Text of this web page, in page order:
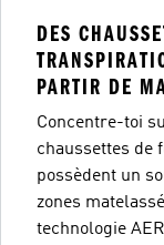
DES
PARTIR DE
Concentre-toi
chaussettes de
possèdent un
zones
technologie